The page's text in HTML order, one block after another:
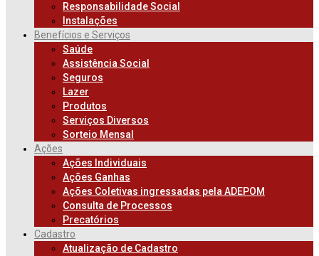
Responsabilidade Social
Instalações
Benefícios e Serviços
Saúde
Assistência Social
Seguros
Lazer
Produtos
Serviços Diversos
Sorteio Mensal
Ações
Ações Individuais
Ações Ganhas
Ações Coletivas ingressadas pela ADEPOM
Consulta de Processos
Precatórios
Cadastro
Atualização de Cadastro